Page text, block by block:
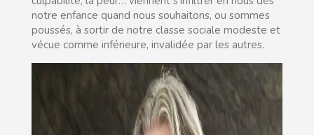
notre enfance quand nous souhaitons, ou sommes
poussés, à sortir de notre classe sociale modeste et
vécue comme inférieure, invalidée par les autres.